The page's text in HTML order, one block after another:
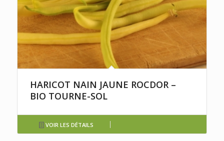
HARICOT NAIN JAUNE ROCDOR –
BIO TOURNE-SOL
VOIR LES DÉTAILS